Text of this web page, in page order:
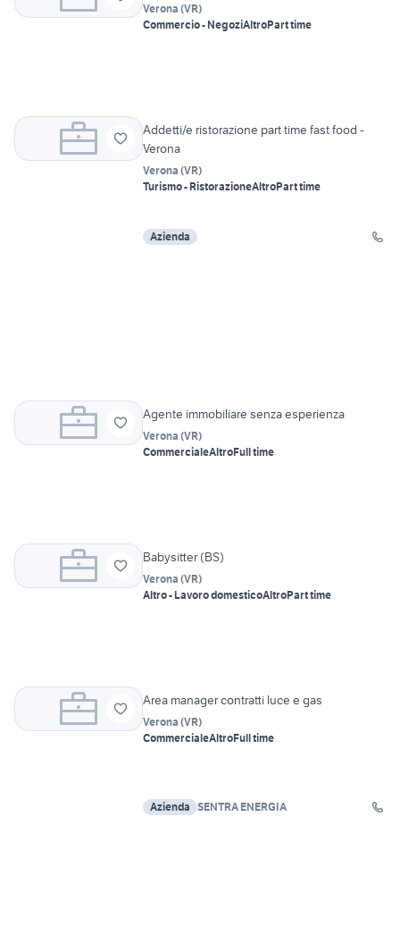
Verona (VR)
Commercio - NegoziAltroPart time
Addetti/e ristorazione part time fast food -
Verona
Verona (VR)
Turismo - RistorazioneAltroPart time
Azienda
Agente immobiliare senza esperienza
Verona (VR)
CommercialeAltroFull time
Babysitter (BS)
Verona (VR)
Altro - Lavoro domesticoAltroPart time
Area manager contratti luce e gas
Verona (VR)
CommercialeAltroFull time
Azienda SENTRA ENERGIA